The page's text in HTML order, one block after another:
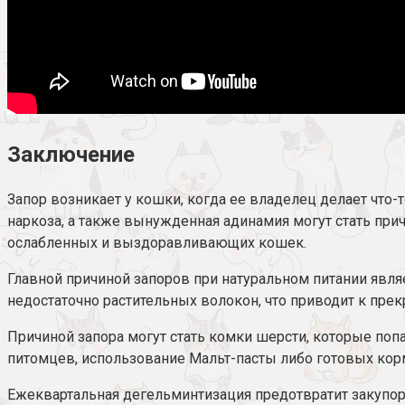
Заключение
Запор возникает у кошки, когда ее владелец делает
наркоза, а также вынужденная адинамия могут стать
ослабленных и выздоравливающих кошек.
Главной причиной запоров при натуральном питании
недостаточно растительных волокон, что приводит к
Причиной запора могут стать комки шерсти, которые
питомцев, использование Мальт-пасты либо готовых
Ежеквартальная дегельминтизация предотвратит